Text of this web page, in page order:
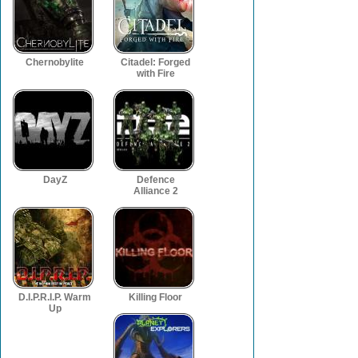
Chernobylite
Citadel: Forged
with Fire
DayZ
Defence
Alliance 2
D.I.P.R.I.P. Warm
Up
Killing Floor